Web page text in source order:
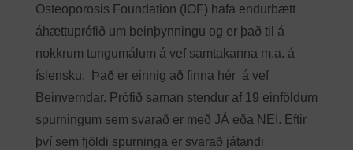
Osteoporosis Foundation (IOF) hafa endurbætt
áhættuprófið um beinþynningu og er það til á
nokkrum tungumálum á vef samtakanna m.a. á
íslensku. Það er einnig að finna hér á vef
Beinverndar. Prófið saman stendur af 19 einföldum
spurningum sem svarað er með JÁ eða NEI. Eftir
því sem fjöldi spurninga er svarað játandi